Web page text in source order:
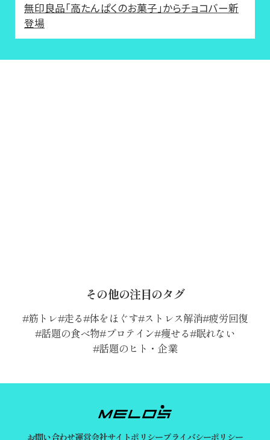
無印良品「高たんぱくのお菓子」からチョコバー新
登場
その他の注目のタグ
筋トレ 走る 体をほぐす ストレス解消 疲労回復
話題の食べ物 プロテイン 痩せる 眠れない
話題のヒト・企業
お問い合わせ運営会社サイトポリシープライバシーポリシー